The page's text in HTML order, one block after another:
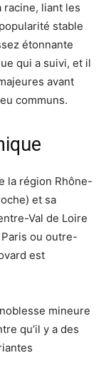
racine, liant les
stable
étonnante
qui a suivi, et il
avant
communs.
la région Rhône-
et sa
Val de Loire
ou outre-
est
mineure
qu’il y a des